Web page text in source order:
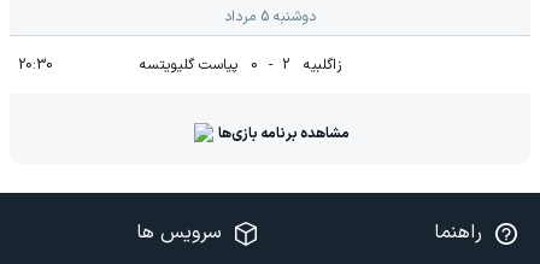
دوشنبه 5 مرداد
زاگلبیه 2
-
0 پیاست گلیویتسه 20:30
مشاهده برنامه بازی‌ها
راهنما سرویس ها